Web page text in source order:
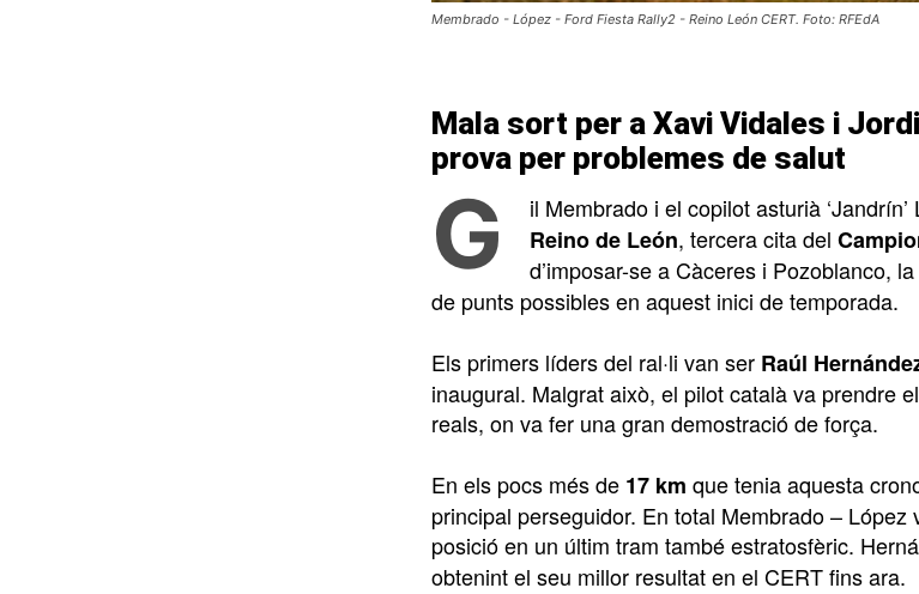
Membrado - López - Ford Fiesta Rally2 - Reino León CERT. Foto: RFEdA
Mala sort per a Xavi Vidales i
prova per problemes de salut
G il Membrado i el copilot asturià
Reino de León, tercera cita del
d’imposar-se a Càceres i Pozoblanco,
de punts possibles en aquest inici de temporada.
Els primers líders del ral·li van ser Raúl
inaugural. Malgrat això, el pilot català va prendre
reals, on va fer una gran demostració de força.
En els pocs més de 17 km que tenia aquesta
principal perseguidor. En total Membrado –
posició en un últim tram també estratosfèric.
obtenint el seu millor resultat en el CERT fins ara.